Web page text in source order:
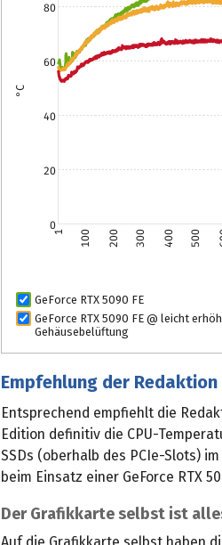
0
20
40
60
80
°C
1 100 200 300 400 500
GeForce RTX 5090 FE
GeForce RTX 5090 FE @ leicht
Gehäusebelüftung
Empfehlung der Redaktion
Entsprechend empfiehlt die
Edition definitiv die CPU-
SSDs (oberhalb des PCIe-Slots)
beim Einsatz einer GeForce RTX
Der Grafikkarte selbst ist